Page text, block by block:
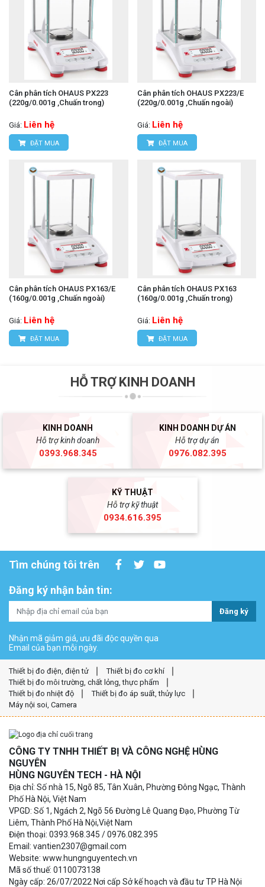
Cân phân tích OHAUS PX223
(220g/0.001g ,Chuấn trong)
Giá: Liên hệ
ĐẶT MUA
Cân phân tích OHAUS PX223/E
(220g/0.001g ,Chuấn ngoài)
Giá: Liên hệ
ĐẶT MUA
Cân phân tích OHAUS PX163/E
(160g/0.001g ,Chuấn ngoài)
Giá: Liên hệ
ĐẶT MUA
Cân phân tích OHAUS PX163
(160g/0.001g ,Chuấn trong)
Giá: Liên hệ
ĐẶT MUA
HỖ TRỢ KINH DOANH
KINH DOANH
Hỗ trợ kinh doanh
0393.968.345
KINH DOANH DỰ ÁN
Hỗ trợ dự án
0976.082.395
KỸ THUẬT
Hỗ trợ kỹ thuật
0934.616.395
Tìm chúng tôi trên
Đăng ký nhận bản tin:
Đăng ký
Nhận mã giảm giá, ưu đãi độc quyền qua
Email của bạn mỗi ngày.
Thiết bị đo điện, điện tử
Thiết bị đo cơ khí
Thiết bị đo môi trường, chất lỏng, thực phẩm
Thiết bị đo nhiệt độ
Thiết bị đo áp suất, thủy lực
Máy nội soi, Camera
CÔNG TY TNHH THIẾT BỊ VÀ CÔNG NGHỆ HÙNG
NGUYÊN
HÙNG NGUYÊN TECH - HÀ NỘI
Địa chỉ: Số nhà 15, Ngõ 85, Tân Xuân, Phường Đông Ngạc, Thành
Phố Hà Nội, Việt Nam
VPGD: Số 1, Ngách 2, Ngõ 56 Đường Lê Quang Đạo, Phường Từ
Liêm, Thành Phố Hà Nội,Việt Nam
Điện thoại: 0393.968.345 / 0976.082.395
Email: vantien2307@gmail.com
Website: www.hungnguyentech.vn
Mã số thuế: 0110073138
Ngày cấp: 26/07/2022 Nơi cấp Sở kế hoạch và đầu tư TP Hà Nội